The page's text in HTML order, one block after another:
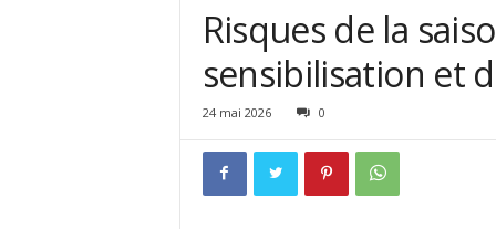
Risques de la
sensibilisation et
24 mai 2026 0